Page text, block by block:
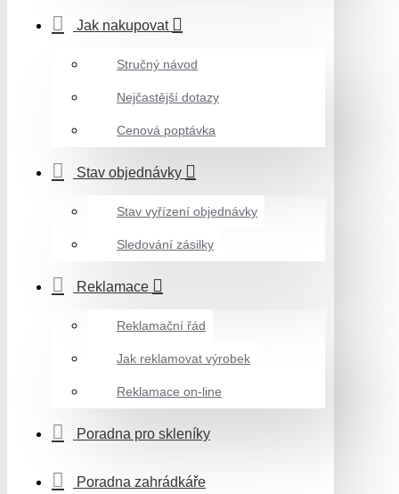
Jak nakupovat
Stručný návod
Nejčastější dotazy
Cenová poptávka
Stav objednávky
Stav vyřízení objednávky
Sledování zásilky
Reklamace
Reklamační řád
Jak reklamovat výrobek
Reklamace on-line
Poradna pro skleníky
Poradna zahrádkáře